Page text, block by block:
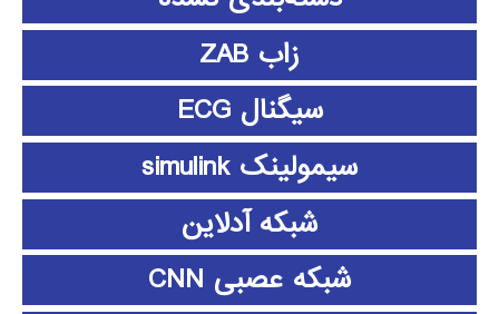
زاب ZAB
سیگنال ECG
سیمولینک simulink
شبکه آدلاین
شبکه عصبی CNN